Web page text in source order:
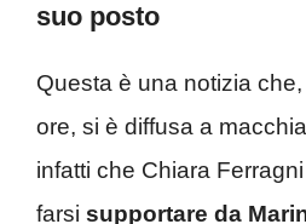
suo posto
Questa è una notizia
ore, si è diffusa a
infatti che Chiara
farsi supportare da